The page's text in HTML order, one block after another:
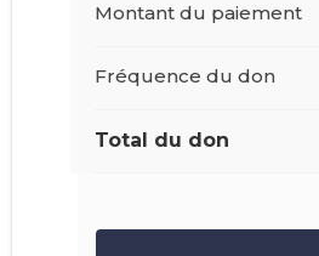
Montant du paiement
Fréquence du don
Total du don